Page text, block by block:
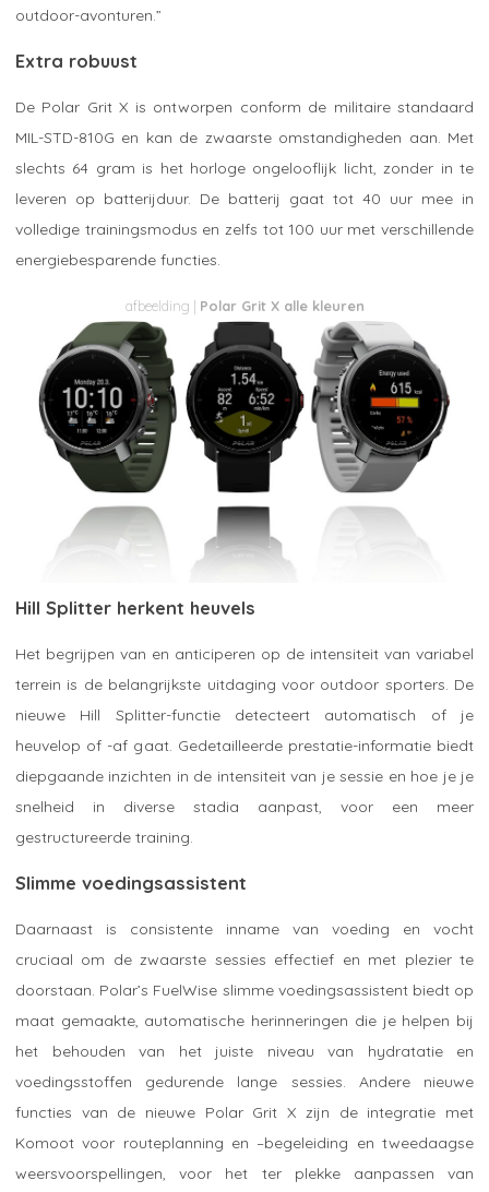
outdoor-avonturen.”
Extra robuust
De Polar Grit X is ontworpen conform de militaire standaard
MIL-STD-810G en kan de zwaarste omstandigheden aan. Met
slechts 64 gram is het horloge ongelooflijk licht, zonder in te
leveren op batterijduur. De batterij gaat tot 40 uur mee in
volledige trainingsmodus en zelfs tot 100 uur met verschillende
energiebesparende functies.
Polar Grit X alle kleuren
Hill Splitter herkent heuvels
Het begrijpen van en anticiperen op de intensiteit van variabel
terrein is de belangrijkste uitdaging voor outdoor sporters. De
nieuwe Hill Splitter-functie detecteert automatisch of je
heuvelop of -af gaat. Gedetailleerde prestatie-informatie biedt
diepgaande inzichten in de intensiteit van je sessie en hoe je je
snelheid in diverse stadia aanpast, voor een meer
gestructureerde training.
Slimme voedingsassistent
Daarnaast is consistente inname van voeding en vocht
cruciaal om de zwaarste sessies effectief en met plezier te
doorstaan. Polar’s FuelWise slimme voedingsassistent biedt op
maat gemaakte, automatische herinneringen die je helpen bij
het behouden van het juiste niveau van hydratatie en
voedingsstoffen gedurende lange sessies. Andere nieuwe
functies van de nieuwe Polar Grit X zijn de integratie met
Komoot voor routeplanning en –begeleiding en tweedaagse
weersvoorspellingen, voor het ter plekke aanpassen van